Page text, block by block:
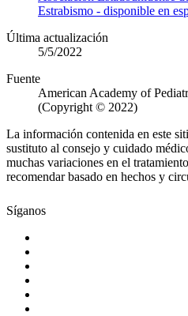
Estrabismo - disponible en
Última actualización
5/5/2022
Fuente
American Academy of
(Copyright © 2022)
La información contenida en este
sustituto al consejo y cuidado
muchas variaciones en el
recomendar basado en hechos y
Síganos